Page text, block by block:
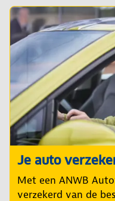
Je auto
Met een ANWB
verzekerd van de